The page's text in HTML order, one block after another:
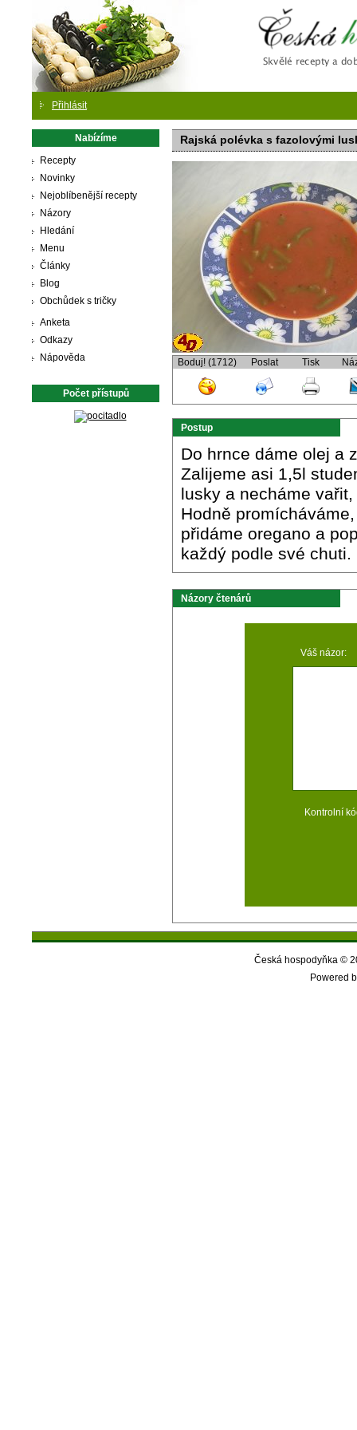
Přihlásit
Nabízíme
Recepty
Novinky
Nejoblíbenější recepty
Názory
Hledání
Menu
Články
Blog
Obchůdek s tričky
Anketa
Odkazy
Nápověda
Počet přístupů
Rajská polévka s fazolovými
Boduj! (1712) Poslat Tisk
Postup
Do hrnce dáme olej a
Zalijeme asi 1,5l
lusky a necháme
Hodně
přidáme oregano a
každý podle své
Názory čtenárů
Váš názor:
Kontrolní
Česká hospodyňka ©
Powered